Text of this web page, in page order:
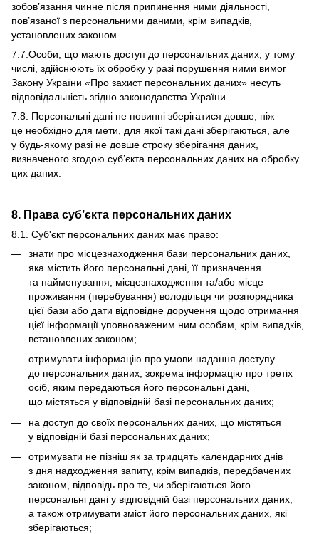
зобов’язання чинне після припинення ними діяльності,
пов’язаної з персональними даними, крім випадків,
установлених законом.
7.7.Особи, що мають доступ до персональних даних, у тому
числі, здійснюють їх обробку у разі порушення ними вимог
Закону України «Про захист персональних даних» несуть
відповідальність згідно законодавства України.
7.8. Персональні дані не повинні зберігатися довше, ніж
це необхідно для мети, для якої такі дані зберігаються, але
у будь-якому разі не довше строку зберігання даних,
визначеного згодою суб’єкта персональних даних на обробку
цих даних.
8. Права суб’єкта персональних даних
8.1. Суб'єкт персональних даних має право:
знати про місцезнаходження бази персональних даних,
яка містить його персональні дані, її призначення
та найменування, місцезнаходження та/або місце
проживання (перебування) володільця чи розпорядника
цієї бази або дати відповідне доручення щодо отримання
цієї інформації уповноваженим ним особам, крім випадків,
встановлених законом;
отримувати інформацію про умови надання доступу
до персональних даних, зокрема інформацію про третіх
осіб, яким передаються його персональні дані,
що містяться у відповідній базі персональних даних;
на доступ до своїх персональних даних, що містяться
у відповідній базі персональних даних;
отримувати не пізніш як за тридцять календарних днів
з дня надходження запиту, крім випадків, передбачених
законом, відповідь про те, чи зберігаються його
персональні дані у відповідній базі персональних даних,
а також отримувати зміст його персональних даних, які
зберігаються;